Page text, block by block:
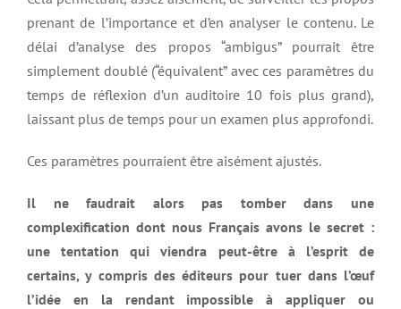
prenant de l’importance et d’en analyser le contenu. Le
délai d’analyse des propos “ambigus” pourrait être
simplement doublé (“équivalent” avec ces paramètres du
temps de réflexion d’un auditoire 10 fois plus grand),
laissant plus de temps pour un examen plus approfondi.
Ces paramètres pourraient être aisément ajustés.
Il ne faudrait alors pas tomber dans une
complexification dont nous Français avons le secret :
une tentation qui viendra peut-être à l’esprit de
certains, y compris des éditeurs pour tuer dans l’œuf
l’idée en la rendant impossible à appliquer ou